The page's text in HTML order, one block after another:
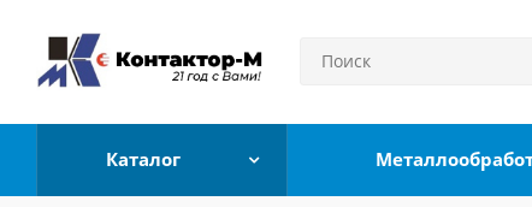
Каталог